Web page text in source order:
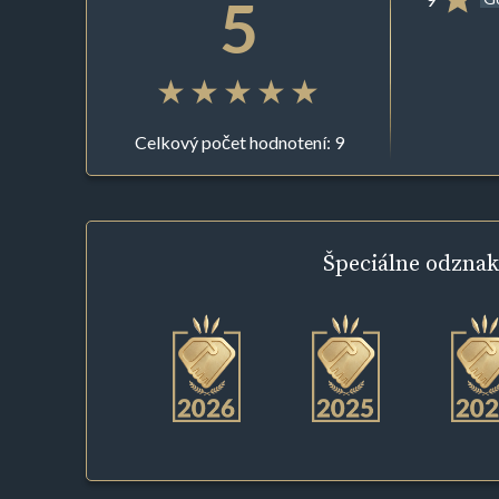
5
Celkový počet hodnotení: 9
Špeciálne